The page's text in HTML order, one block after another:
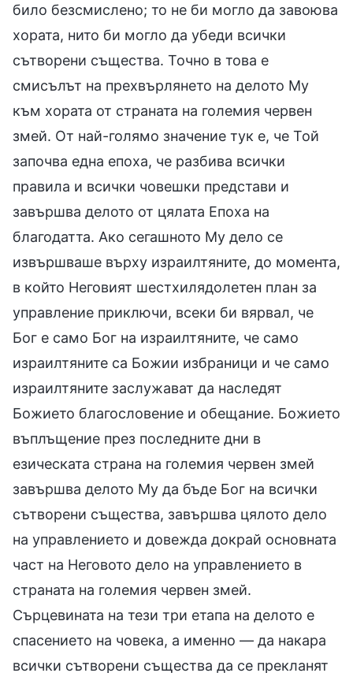
било безсмислено; то не би могло да завоюва
хората, нито би могло да убеди всички
сътворени същества. Точно в това е
смисълът на прехвърлянето на делото Му
към хората от страната на големия червен
змей. От най-голямо значение тук е, че Той
започва една епоха, че разбива всички
правила и всички човешки представи и
завършва делото от цялата Епоха на
благодатта. Ако сегашното Му дело се
извършваше върху израилтяните, до момента,
в който Неговият шестхилядолетен план за
управление приключи, всеки би вярвал, че
Бог е само Бог на израилтяните, че само
израилтяните са Божии избраници и че само
израилтяните заслужават да наследят
Божието благословение и обещание. Божието
въплъщение през последните дни в
езическата страна на големия червен змей
завършва делото Му да бъде Бог на всички
сътворени същества, завършва цялото дело
на управлението и довежда докрай основната
част на Неговото дело на управлението в
страната на големия червен змей.
Сърцевината на тези три етапа на делото е
спасението на човека, а именно — да накара
всички сътворени същества да се прекланят